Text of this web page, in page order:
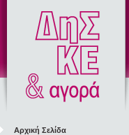
Αρχική Σελίδα